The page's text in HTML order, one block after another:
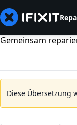
Gemeinsam
Diese Übersetzung